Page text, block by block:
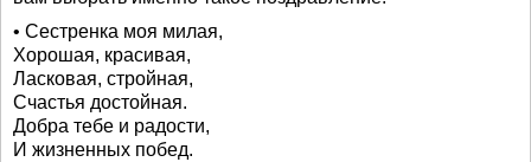
• Сестренка моя милая,
Хорошая, красивая,
Ласковая, стройная,
Счастья достойная.
Добра тебе и радости,
И жизненных побед.